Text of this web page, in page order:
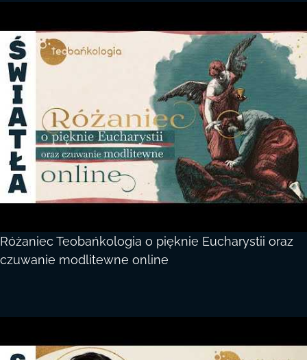
Różaniec Teobańkologia o pięknie Eucharystii oraz
czuwanie modlitewne online